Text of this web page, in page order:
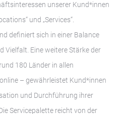
unserer Kund*innen
und „Services“.
definiert sich in einer Balance
Eine weitere Stärke der
180 Länder in allen
– gewährleistet Kund*innen
und Durchführung ihrer
Servicepalette reicht von der